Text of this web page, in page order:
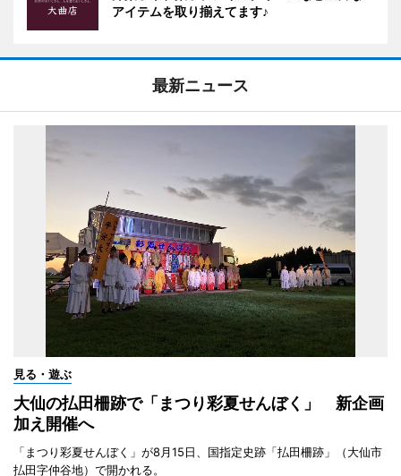
アイテムを取り揃えてます♪
最新ニュース
見る・遊ぶ
大仙の払田柵跡で「まつり彩夏せんぼく」 新企画
加え開催へ
「まつり彩夏せんぼく」が8月15日、国指定史跡「払田柵跡」（大仙市
払田字仲谷地）で開かれる。